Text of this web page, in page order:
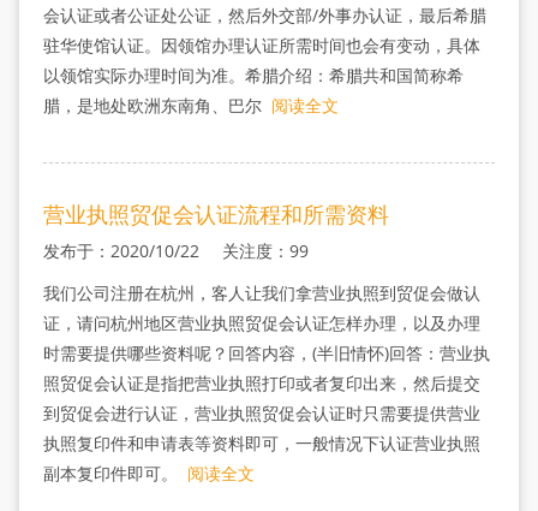
会认证或者公证处公证，然后外交部/外事办认证，最后希腊
驻华使馆认证。因领馆办理认证所需时间也会有变动，具体
以领馆实际办理时间为准。希腊介绍：希腊共和国简称希
腊，是地处欧洲东南角、巴尔 阅读全文
营业执照贸促会认证流程和所需资料
发布于：2020/10/22 关注度：99
我们公司注册在杭州，客人让我们拿营业执照到贸促会做认
证，请问杭州地区营业执照贸促会认证怎样办理，以及办理
时需要提供哪些资料呢？回答内容，(半旧情怀)回答：营业执
照贸促会认证是指把营业执照打印或者复印出来，然后提交
到贸促会进行认证，营业执照贸促会认证时只需要提供营业
执照复印件和申请表等资料即可，一般情况下认证营业执照
副本复印件即可。
阅读全文